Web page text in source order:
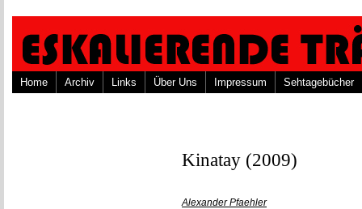
Home Archiv Links Über Uns Impressum Sehtagebücher
Kinatay (2009)
Alexander Pfaehler